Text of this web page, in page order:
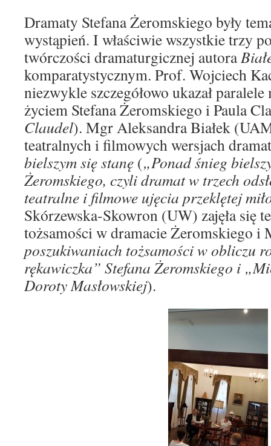
Dramaty Stefana Żeromskiego były
wystąpień. I właściwie wszystkie trzy
twórczości dramaturgicznej autora
komparatystycznym. Prof. Wojciech
niezwykle szczegółowo ukazał
życiem Stefana Żeromskiego i Paula
Claudel). Mgr Aleksandra Białek
teatralnych i filmowych wersjach
bielszym się stanę („Ponad śnieg
Żeromskiego, czyli dramat w trzech
teatralne i filmowe ujęcia przeklętej
Skórzewska-Skowron (UW) zajęła się
tożsamości w dramacie Żeromskiego i
poszukiwaniach tożsamości w obliczu
rękawiczka” Stefana Żeromskiego i
Doroty Masłowskiej).